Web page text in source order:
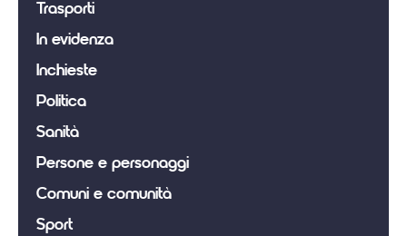
Trasporti
In evidenza
Inchieste
Politica
Sanità
Persone e personaggi
Comuni e comunità
Sport